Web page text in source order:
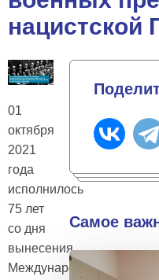
нацистской
01
октября
2021
года
исполнилось
75 лет
со дня
вынесения
Международным
Самое